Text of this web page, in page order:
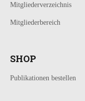
Mitgliederverzeichnis
Mitgliederbereich
SHOP
Publikationen bestellen